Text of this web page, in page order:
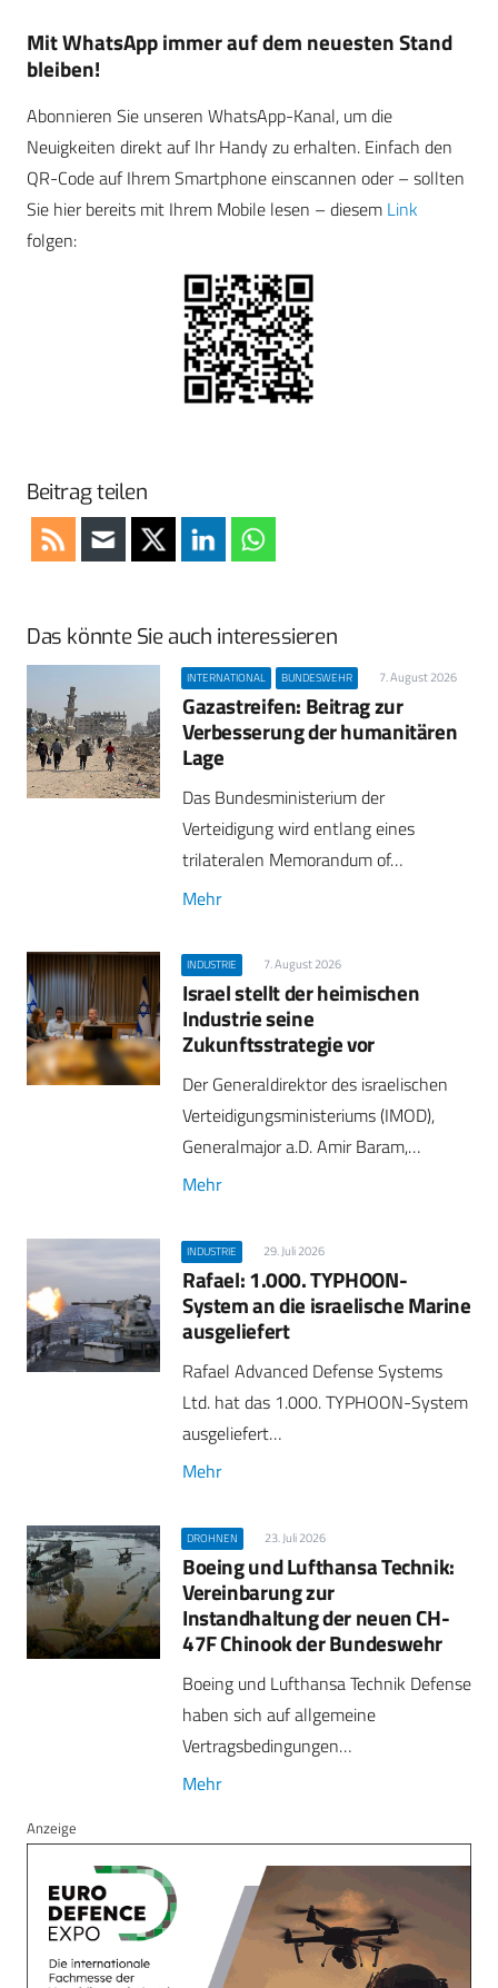
Mit WhatsApp immer auf dem neuesten Stand
bleiben!
Abonnieren Sie unseren WhatsApp-Kanal, um die
Neuigkeiten direkt auf Ihr Handy zu erhalten. Einfach den
QR-Code auf Ihrem Smartphone einscannen oder – sollten
Sie hier bereits mit Ihrem Mobile lesen – diesem Link
folgen:
Beitrag teilen
Das könnte Sie auch interessieren
INTERNATIONAL BUNDESWEHR 7. August 2026
Gazastreifen: Beitrag zur
Verbesserung der humanitären
Lage
Das Bundesministerium der
Verteidigung wird entlang eines
trilateralen Memorandum of…
Mehr
INDUSTRIE 7. August 2026
Israel stellt der heimischen
Industrie seine
Zukunftsstrategie vor
Der Generaldirektor des israelischen
Verteidigungsministeriums (IMOD),
Generalmajor a.D. Amir Baram,…
Mehr
INDUSTRIE 29. Juli 2026
Rafael: 1.000. TYPHOON-
System an die israelische Marine
ausgeliefert
Rafael Advanced Defense Systems
Ltd. hat das 1.000. TYPHOON-System
ausgeliefert…
Mehr
DROHNEN 23. Juli 2026
Boeing und Lufthansa Technik:
Vereinbarung zur
Instandhaltung der neuen CH-
47F Chinook der Bundeswehr
Boeing und Lufthansa Technik Defense
haben sich auf allgemeine
Vertragsbedingungen…
Mehr
Anzeige